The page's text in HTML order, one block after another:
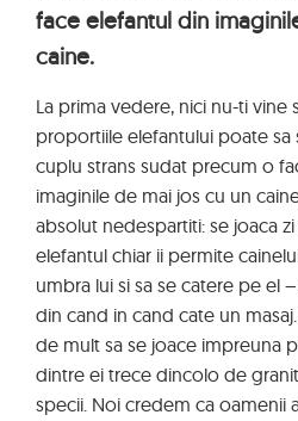
face elefantul din
caine.
La prima vedere, nici nu-ti vine
proportiile elefantului poate sa
cuplu strans sudat precum o
imaginile de mai jos cu un
absolut nedespartiti: se joaca
elefantul chiar ii permite
umbra lui si sa se catere pe el
din cand in cand cate un
de mult sa se joace impreuna
dintre ei trece dincolo de
specii. Noi credem ca oamenii